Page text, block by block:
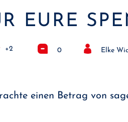
EURE
+2 0 Elke
einen Betrag von